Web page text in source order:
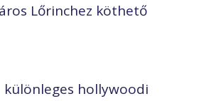
Lőrinchez köthető
hollywoodi